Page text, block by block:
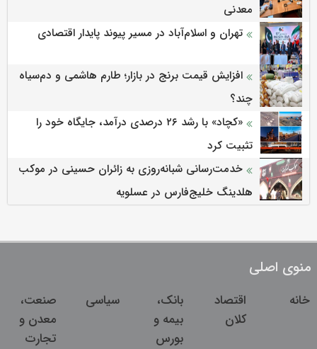
معدنی
تهران و اسلام‌آباد در مسیر پیوند پایدار اقتصادی
افزایش قیمت برنج در بازار؛ طارم هاشمی و دم‌سیاه
چند؟
«کچاد» با رشد ۲۶ درصدی درآمد، جایگاه خود را
تثبیت کرد
خدمت‌رسانی شبانه‌روزی به زائران حسینی در موکب
هلدینگ خلیج‌فارس در عسلویه
منوی اصلی
خانه
اقتصاد
کلان
بانک،
بیمه و
بورس
سیاسی
صنعت،
معدن و
تجارت